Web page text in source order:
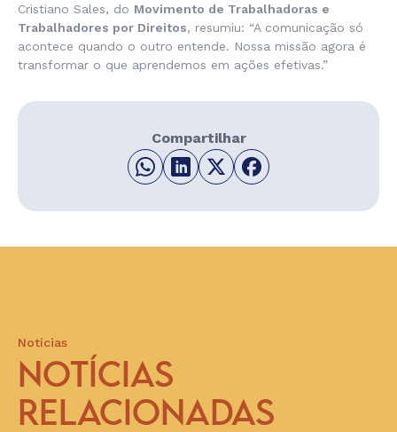
Cristiano Sales, do Movimento de Trabalhadoras e
Trabalhadores por Direitos, resumiu: “A comunicação só
acontece quando o outro entende. Nossa missão agora é
transformar o que aprendemos em ações efetivas.”
Compartilhar
Notícias
NOTÍCIAS
RELACIONADAS